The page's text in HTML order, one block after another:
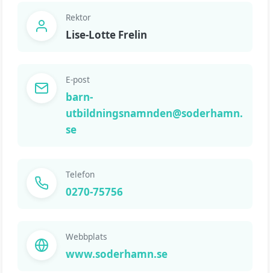
Rektor
Lise-Lotte Frelin
E-post
barn-
utbildningsnamnden@soderhamn.
se
Telefon
0270-75756
Webbplats
www.soderhamn.se